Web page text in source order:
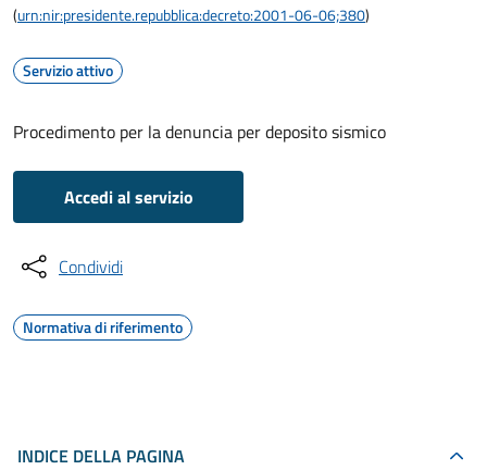
(urn:nir:presidente.repubblica:decreto:2001-06-06;380)
Servizio attivo
Procedimento per la denuncia per deposito sismico
Accedi al servizio
Condividi
Normativa di riferimento
INDICE DELLA PAGINA